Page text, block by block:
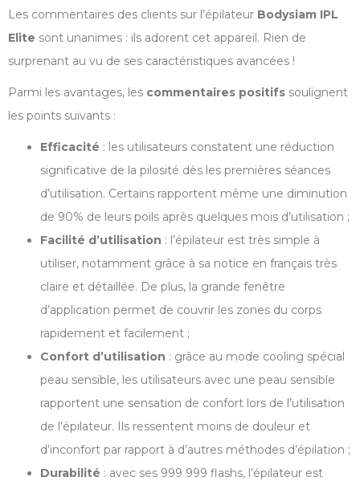
Les commentaires des clients sur l’épilateur Bodysiam IPL
Elite sont unanimes : ils adorent cet appareil. Rien de
surprenant au vu de ses caractéristiques avancées !
Parmi les avantages, les commentaires positifs soulignent
les points suivants :
Efficacité : les utilisateurs constatent une réduction
significative de la pilosité dès les premières séances
d’utilisation. Certains rapportent même une diminution
de 90% de leurs poils après quelques mois d’utilisation ;
Facilité d’utilisation : l’épilateur est très simple à
utiliser, notamment grâce à sa notice en français très
claire et détaillée. De plus, la grande fenêtre
d’application permet de couvrir les zones du corps
rapidement et facilement ;
Confort d’utilisation : grâce au mode cooling spécial
peau sensible, les utilisateurs avec une peau sensible
rapportent une sensation de confort lors de l’utilisation
de l’épilateur. Ils ressentent moins de douleur et
d’inconfort par rapport à d’autres méthodes d’épilation ;
Durabilité : avec ses 999 999 flashs, l’épilateur est